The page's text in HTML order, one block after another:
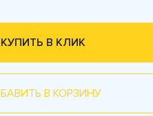
КУПИТЬ В КЛИК
В КОРЗИНУ